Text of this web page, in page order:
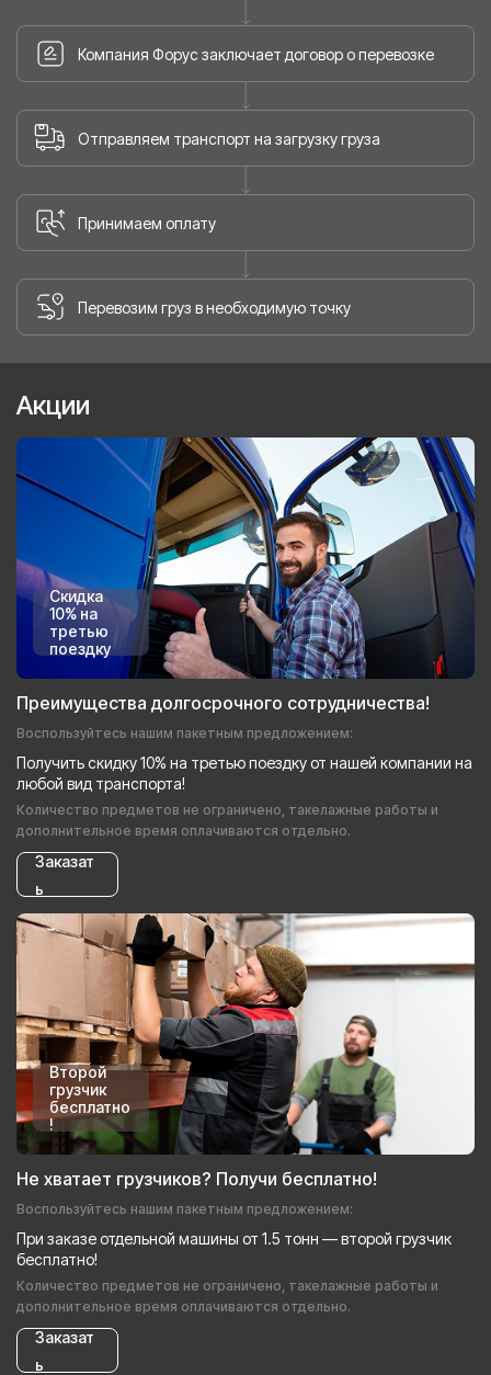
Компания Форус заключает договор о перевозке
Отправляем транспорт на загрузку груза
Принимаем оплату
Перевозим груз в необходимую точку
Акции
Скидка
10% на
третью
поездку
Преимущества долгосрочного сотрудничества!
Воспользуйтесь нашим пакетным предложением:
Получить скидку 10% на третью поездку от нашей компании на
любой вид транспорта!
Количество предметов не ограничено, такелажные работы и
дополнительное время оплачиваются отдельно.
Заказат
ь
Второй
грузчик
бесплатно
!
Не хватает грузчиков? Получи бесплатно!
Воспользуйтесь нашим пакетным предложением:
При заказе отдельной машины от 1.5 тонн — второй грузчик
бесплатно!
Количество предметов не ограничено, такелажные работы и
дополнительное время оплачиваются отдельно.
Заказат
ь